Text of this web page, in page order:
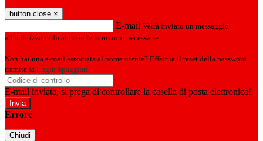
button close ×
E-mail Verrà inviato un messaggio
all'indirizzo indicato con le istruzioni necessarie.
Non hai una e-mail associata al nome utente? Effettua il reset della password
tramite la Login Spaggiari
E-mail inviata, si prega di controllare la casella di posta elettronica!
Errore
Chiudi